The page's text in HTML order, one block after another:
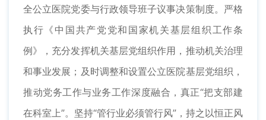
全公立医院党委与行政领导班子议事决策制度。严格
执行《中国共产党党和国家机关基层组织工作条
例》，充分发挥机关基层党组织作用，推动机关治理
和事业发展；及时调整和设置公立医院基层党组织，
推动党务工作与业务工作深度融合，真正“把支部建
在科室上”。坚持“管行业必须管行风”，持之以恒正风